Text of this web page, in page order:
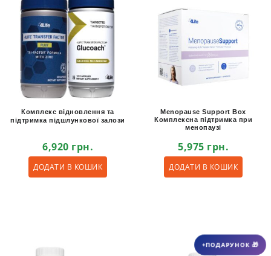
Комплекс відновлення та
підтримка підшлункової залози
6,920 грн.
ДОДАТИ В КОШИК
Menopause Support Box
Комплексна підтримка при
менопаузі
5,975 грн.
ДОДАТИ В КОШИК
+ПОДАРУНОК 🎁